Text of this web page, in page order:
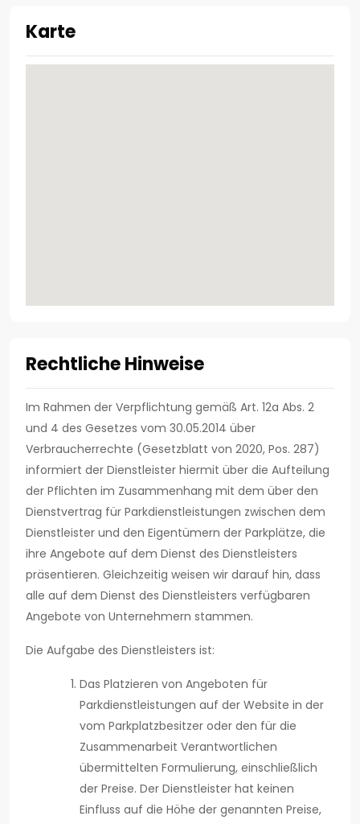
Karte
Rechtliche Hinweise
Im Rahmen der Verpflichtung gemäß Art. 12a Abs. 2
und 4 des Gesetzes vom 30.05.2014 über
Verbraucherrechte (Gesetzblatt von 2020, Pos. 287)
informiert der Dienstleister hiermit über die Aufteilung
der Pflichten im Zusammenhang mit dem über den
Dienstvertrag für Parkdienstleistungen zwischen dem
Dienstleister und den Eigentümern der Parkplätze, die
ihre Angebote auf dem Dienst des Dienstleisters
präsentieren. Gleichzeitig weisen wir darauf hin, dass
alle auf dem Dienst des Dienstleisters verfügbaren
Angebote von Unternehmern stammen.
Die Aufgabe des Dienstleisters ist:
Das Platzieren von Angeboten für
Parkdienstleistungen auf der Website in der
vom Parkplatzbesitzer oder den für die
Zusammenarbeit Verantwortlichen
übermittelten Formulierung, einschließlich
der Preise. Der Dienstleister hat keinen
Einfluss auf die Höhe der genannten Preise,